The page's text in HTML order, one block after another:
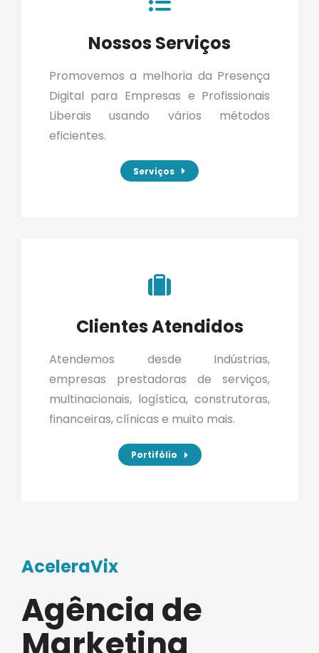
Nossos Serviços
Promovemos a melhoria da Presença
Digital para Empresas e Profissionais
Liberais usando vários métodos
eficientes.
Serviços
Clientes Atendidos
Atendemos desde Indústrias,
empresas prestadoras de serviços,
multinacionais, logística, construtoras,
financeiras, clínicas e muito mais.
Portifólio
AceleraVix
Agência de
Marketing